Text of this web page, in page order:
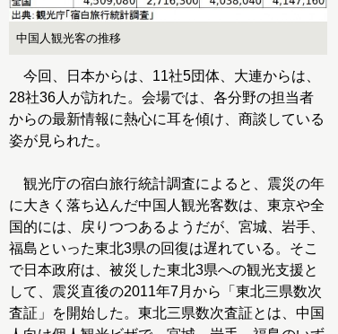
中国人観光客の推移
今回、日本からは、11社5団体、大連からは、
28社36人が訪れた。会場では、各分野の担当者
からの最新情報に熱心に耳を傾け、商談している
姿が見られた。
観光庁の宿白旅行統計調査によると、震災の年
に大きく落ち込んだ中国人観光客数は、東京や全
国的には、戻りつつあるようだが、宮城、岩手、
福島といった東北3県の回復は遅れている。そこ
で日本政府は、被災した東北3県への観光支援と
して、震災直後の2011年7月から「東北三県数次
査証」を開始した。東北三県数次査証とは、中国